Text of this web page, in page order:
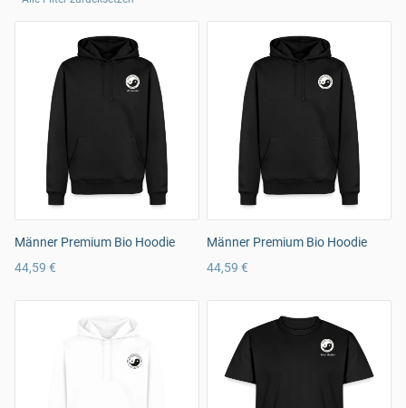
Männer Premium Bio Hoodie
44,59 €
Männer Premium Bio Hoodie
44,59 €